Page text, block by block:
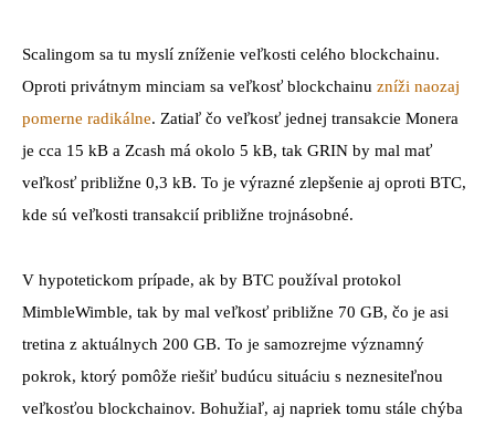
Scalingom sa tu myslí zníženie veľkosti celého blockchainu.
Oproti privátnym minciam sa veľkosť blockchainu zníži naozaj
pomerne radikálne. Zatiaľ čo veľkosť jednej transakcie Monera
je cca 15 kB a Zcash má okolo 5 kB, tak GRIN by mal mať
veľkosť približne 0,3 kB. To je výrazné zlepšenie aj oproti BTC,
kde sú veľkosti transakcií približne trojnásobné.
V hypotetickom prípade, ak by BTC používal protokol
MimbleWimble, tak by mal veľkosť približne 70 GB, čo je asi
tretina z aktuálnych 200 GB. To je samozrejme významný
pokrok, ktorý pomôže riešiť budúcu situáciu s neznesiteľnou
veľkosťou blockchainov. Bohužiaľ, aj napriek tomu stále chýba